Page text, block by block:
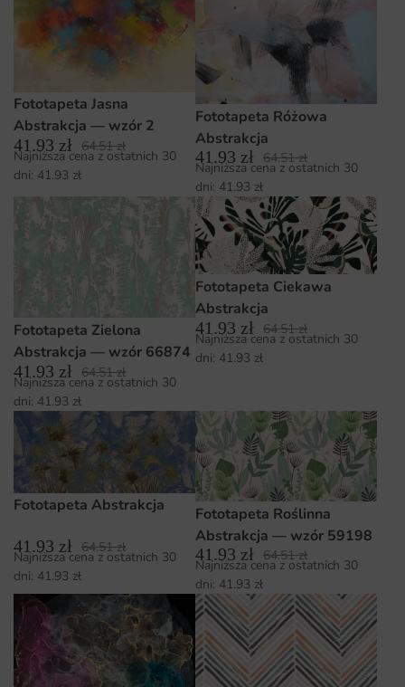
Fototapeta Jasna
Abstrakcja — wzór 2
41.93 zł 64.51zł
Najniższa cena z ostatnich 30
dni: 41.93 zł
Fototapeta Różowa
Abstrakcja
41.93 zł 64.51zł
Najniższa cena z ostatnich 30
dni: 41.93 zł
Fototapeta Zielona
Abstrakcja — wzór 66874
41.93 zł 64.51zł
Najniższa cena z ostatnich 30
dni: 41.93 zł
Fototapeta Ciekawa
Abstrakcja
41.93 zł 64.51zł
Najniższa cena z ostatnich 30
dni: 41.93 zł
Fototapeta Abstrakcja
41.93 zł 64.51zł
Najniższa cena z ostatnich 30
dni: 41.93 zł
Fototapeta Roślinna
Abstrakcja — wzór 59198
41.93 zł 64.51zł
Najniższa cena z ostatnich 30
dni: 41.93 zł